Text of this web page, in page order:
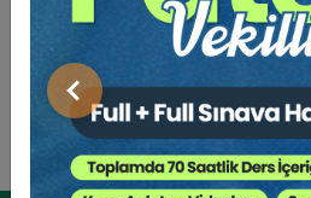
Önceki
Sosyal Medya